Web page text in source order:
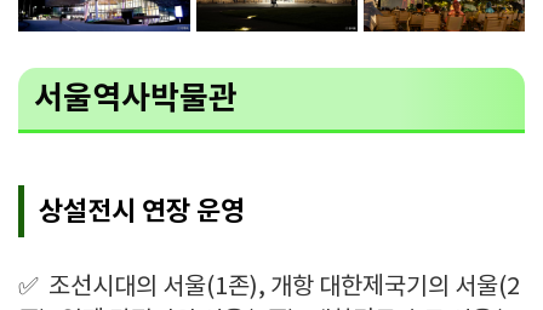
서울역사박물관
상설전시 연장 운영
✅ 조선시대의 서울(1존), 개항 대한제국기의 서울(2